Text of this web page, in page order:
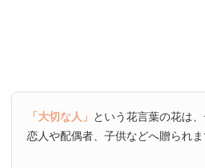
「大切な人」 という花言葉の花は
恋人や配偶者、子供などへ贈られま